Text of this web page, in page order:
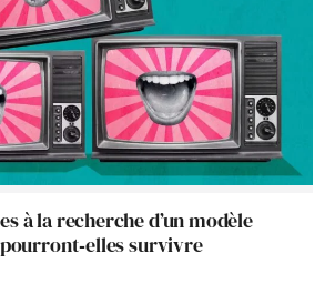
à la recherche d’un modèle
survivre